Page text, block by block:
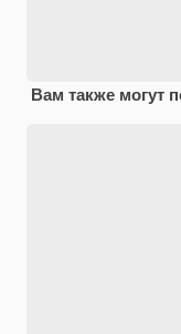
Вам также могут